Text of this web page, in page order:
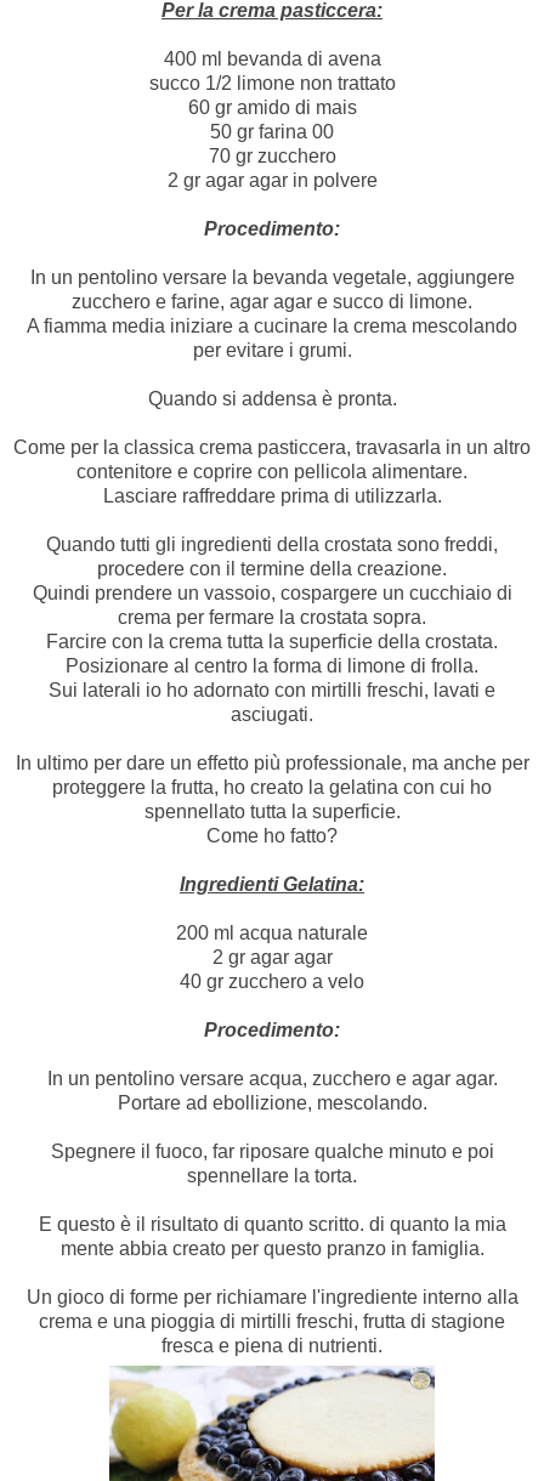
Per la crema pasticcera:
400 ml bevanda di avena
succo 1/2 limone non trattato
60 gr amido di mais
50 gr farina 00
70 gr zucchero
2 gr agar agar in polvere
Procedimento:
In un pentolino versare la bevanda vegetale, aggiungere
zucchero e farine, agar agar e succo di limone.
A fiamma media iniziare a cucinare la crema mescolando
per evitare i grumi.
Quando si addensa è pronta.
Come per la classica crema pasticcera, travasarla in un altro
contenitore e coprire con pellicola alimentare.
Lasciare raffreddare prima di utilizzarla.
Quando tutti gli ingredienti della crostata sono freddi,
procedere con il termine della creazione.
Quindi prendere un vassoio, cospargere un cucchiaio di
crema per fermare la crostata sopra.
Farcire con la crema tutta la superficie della crostata.
Posizionare al centro la forma di limone di frolla.
Sui laterali io ho adornato con mirtilli freschi, lavati e
asciugati.
In ultimo per dare un effetto più professionale, ma anche per
proteggere la frutta, ho creato la gelatina con cui ho
spennellato tutta la superficie.
Come ho fatto?
Ingredienti Gelatina:
200 ml acqua naturale
2 gr agar agar
40 gr zucchero a velo
Procedimento:
In un pentolino versare acqua, zucchero e agar agar.
Portare ad ebollizione, mescolando.
Spegnere il fuoco, far riposare qualche minuto e poi
spennellare la torta.
E questo è il risultato di quanto scritto. di quanto la mia
mente abbia creato per questo pranzo in famiglia.
Un gioco di forme per richiamare l'ingrediente interno alla
crema e una pioggia di mirtilli freschi, frutta di stagione
fresca e piena di nutrienti.